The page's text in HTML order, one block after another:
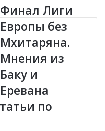
Ф
и
н
а
л
Л
и
г
и
в
Финал Лиги
Европы без
Мхитаряна.
Мнения из
Баку и
Еревана
по